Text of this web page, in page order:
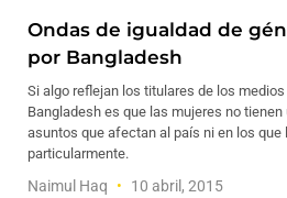
Ondas de igualdad de
por Bangladesh
Si algo reflejan los titulares de los
Bangladesh es que las mujeres no
asuntos que afectan al país ni en los que
particularmente.
Naimul Haq 10 abril, 2015